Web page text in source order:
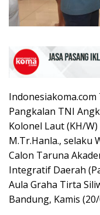
Pangkalan TNI
Kolonel Laut (KH/W)
M.Tr.Hanla., selaku
Calon Taruna
Integratif Daerah
Aula Graha Tirta
Bandung, Kamis